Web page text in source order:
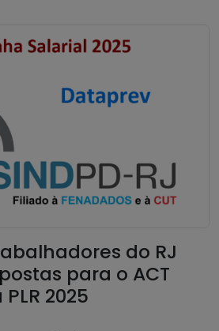
do RJ
para o ACT
2025